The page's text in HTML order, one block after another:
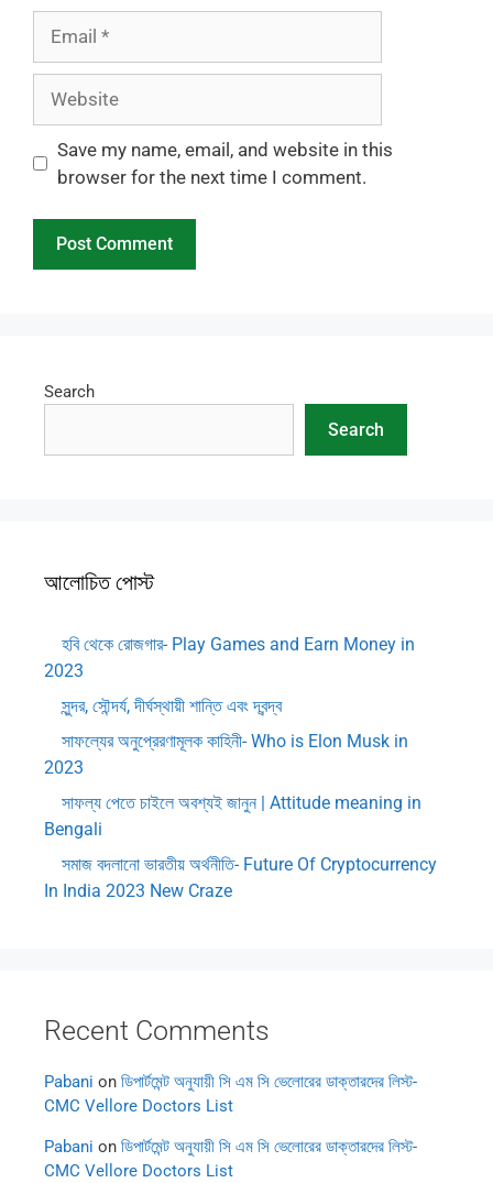
Save my name, email, and website in this
browser for the next time I comment.
Search
Search
আলোচিত পোস্ট
হবি থেকে রোজগার- Play Games and Earn Money in
2023
সুন্দর, সৌন্দর্য, দীর্ঘস্থায়ী শান্তি এবং দ্বন্দ্ব
সাফল্যের অনুপ্রেরণামূলক কাহিনী- Who is Elon Musk in
2023
সাফল্য পেতে চাইলে অবশ্যই জানুন | Attitude meaning in
Bengali
সমাজ বদলানো ভারতীয় অর্থনীতি- Future Of Cryptocurrency
In India 2023 New Craze
Recent Comments
Pabani on ডিপার্টমেন্ট অনুযায়ী সি এম সি ভেলোরের ডাক্তারদের লিস্ট-
CMC Vellore Doctors List
Pabani on ডিপার্টমেন্ট অনুযায়ী সি এম সি ভেলোরের ডাক্তারদের লিস্ট-
CMC Vellore Doctors List